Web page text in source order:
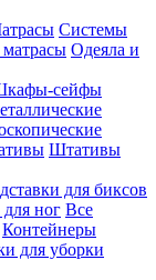
Системы
Одеяла и
сейфы
Штативы
для биксов
ног Все
Контейнеры
для уборки